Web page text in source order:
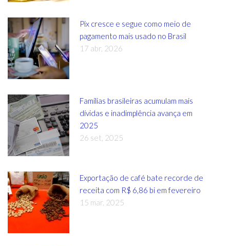
Pix cresce e segue como meio de
pagamento mais usado no Brasil
17 abr, 2026
Famílias brasileiras acumulam mais
dívidas e inadimplência avança em
2025
26 set, 2025
Exportação de café bate recorde de
receita com R$ 6,86 bi em fevereiro
15 mar, 2025